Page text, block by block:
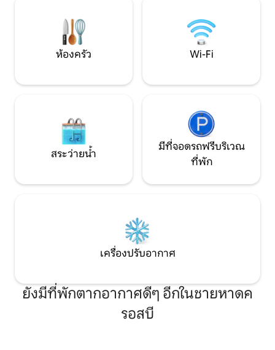
รถไฟ 20 นาที
แห่งภาคเหนือได้ใน
ห้องครัว Wi-Fi
สระว่ายน้ำ
มีที่จอดรถฟรีบริเวณ
ที่พัก
เครื่องปรับอากาศ
ยังมีที่พักตากอากาศดีๆ อีกในชายหาดค
รอสบี